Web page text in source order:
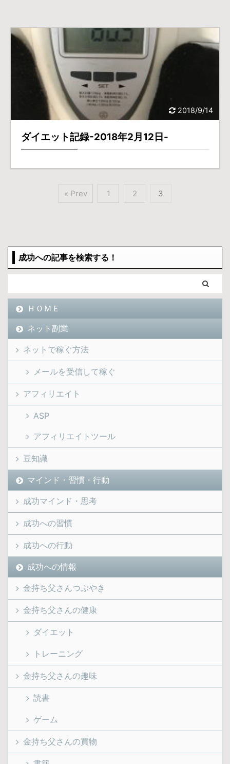
2018/9/14
ダイエット記録-2018年2月12日-
« Prev 1 2 3
成功への記事を検索する！
ＨＯＭＥ
ネット副業
ネットで稼ぐ方法
メールを受信して稼ぐ
アフィリエイト
ASP
アフィリエイトツール
豆知識
マインド・習慣・行動
成功マインド・思考
成功への習慣
成功への行動
成功への情報
金持ち父さんつぶやき
金持ち父さんの健康
ダイエット
トレーニング
金持ち父さんの趣味
読書
ゲーム
金持ち父さんの買物